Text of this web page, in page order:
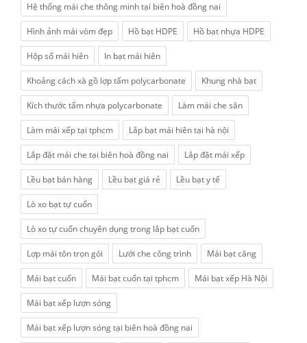
Hệ thống mái che thông minh tại biên hoà đồng nai
Hình ảnh mái vòm đẹp Hồ bạt HDPE Hồ bạt nhựa HDPE
Hộp số mái hiên In bạt mái hiên
Khoảng cách xà gồ lợp tấm polycarbonate Khung nhà bạt
Kích thước tấm nhựa polycarbonate Làm mái che sân
Làm mái xếp tại tphcm Lắp bạt mái hiên tại hà nội
Lắp đặt mái che tại biên hoà đồng nai Lắp đặt mái xếp
Lều bạt bán hàng Lều bạt giá rẻ Lều bạt y tế
Lò xo bạt tự cuốn
Lò xo tự cuốn chuyên dụng trong lắp bạt cuốn
Lợp mái tôn trọn gói Lưới che công trình Mái bạt căng
Mái bạt cuốn Mái bạt cuốn tại tphcm Mái bạt xếp Hà Nội
Mái bạt xếp lượn sóng
Mái bạt xếp lượn sóng tại biên hoà đồng nai